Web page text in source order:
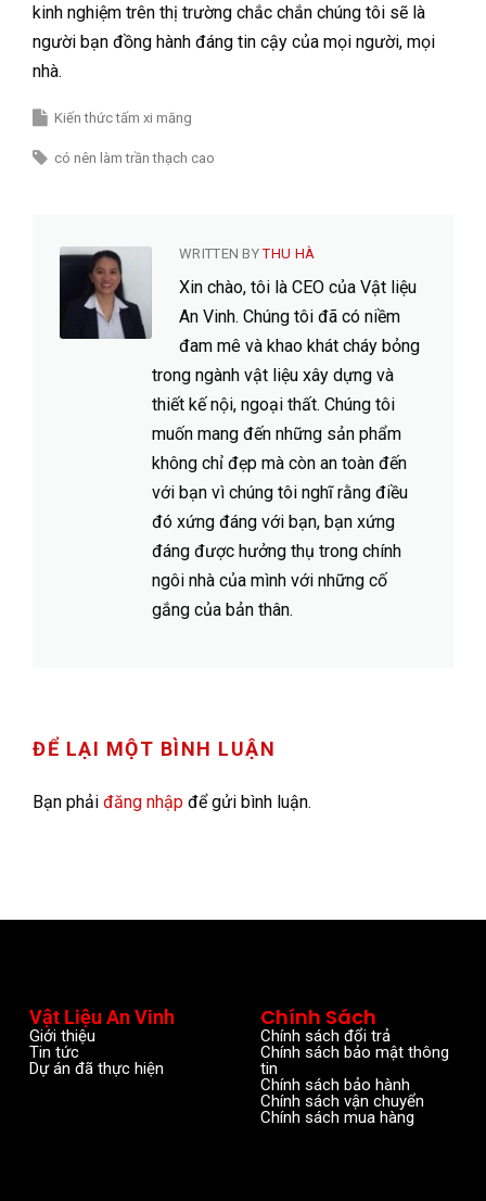
kinh nghiệm trên thị trường chắc chắn chúng tôi sẽ là
người bạn đồng hành đáng tin cậy của mọi người, mọi
nhà.
Kiến thức tấm xi măng
có nên làm trần thạch cao
WRITTEN BYTHU HÀ
Xin chào, tôi là CEO của Vật liệu
An Vinh. Chúng tôi đã có niềm
đam mê và khao khát cháy bỏng
trong ngành vật liệu xây dựng và
thiết kế nội, ngoại thất. Chúng tôi
muốn mang đến những sản phẩm
không chỉ đẹp mà còn an toàn đến
với bạn vì chúng tôi nghĩ rằng điều
đó xứng đáng với bạn, bạn xứng
đáng được hưởng thụ trong chính
ngôi nhà của mình với những cố
gắng của bản thân.
ĐỂ LẠI MỘT BÌNH LUẬN
Bạn phải đăng nhập để gửi bình luận.
Vật Liệu An Vinh
Giới thiệu
Tin tức
Dự án đã thực hiện
Chính Sách
Chính sách đổi trả
Chính sách bảo mật thông
tin
Chính sách bảo hành
Chính sách vận chuyển
Chính sách mua hàng